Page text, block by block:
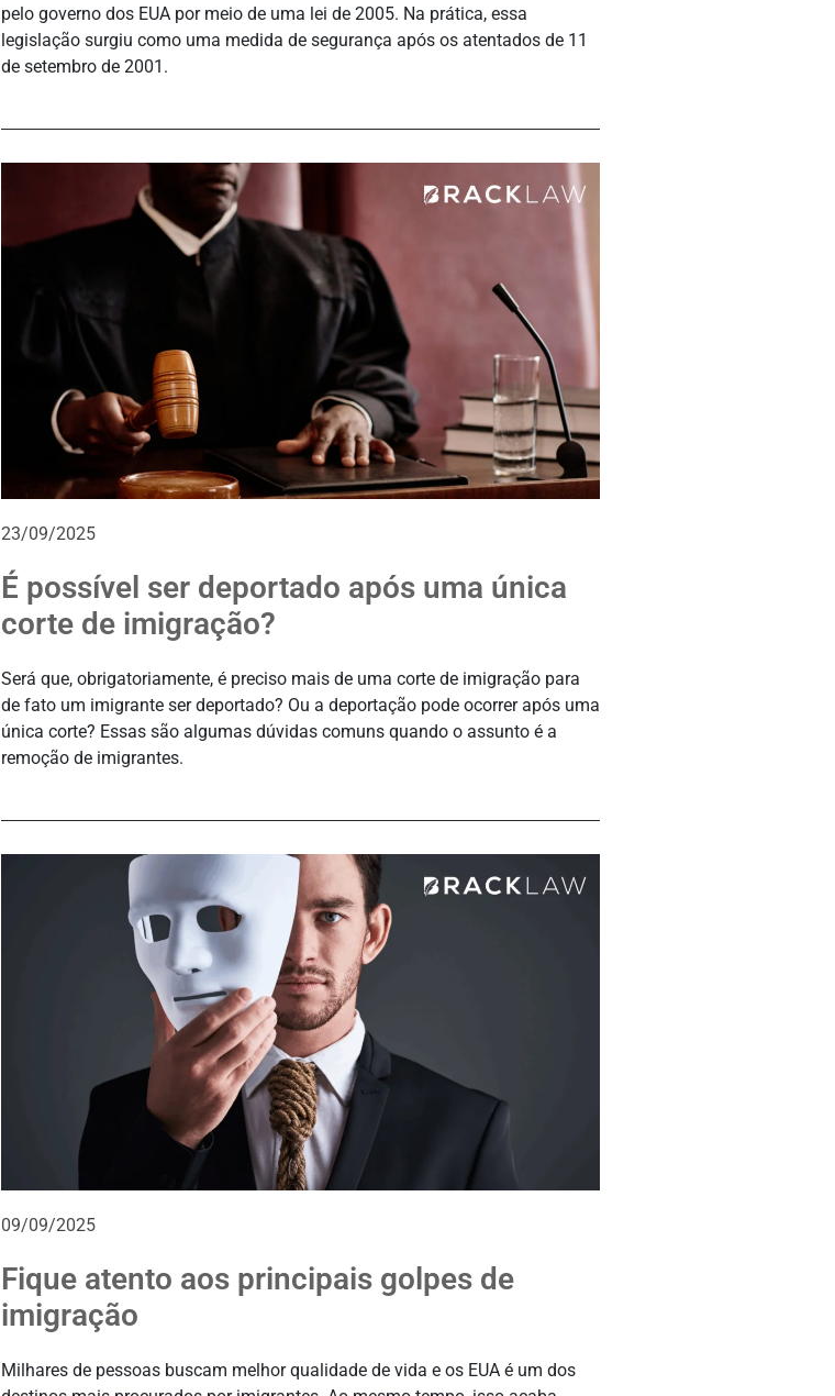
pelo governo dos EUA por meio de uma lei de 2005. Na prática, essa
legislação surgiu como uma medida de segurança após os atentados de 11
de setembro de 2001.
23/09/2025
É possível ser deportado após uma única
corte de imigração?
Será que, obrigatoriamente, é preciso mais de uma corte de imigração para
de fato um imigrante ser deportado? Ou a deportação pode ocorrer após uma
única corte? Essas são algumas dúvidas comuns quando o assunto é a
remoção de imigrantes.
09/09/2025
Fique atento aos principais golpes de
imigração
Milhares de pessoas buscam melhor qualidade de vida e os EUA é um dos